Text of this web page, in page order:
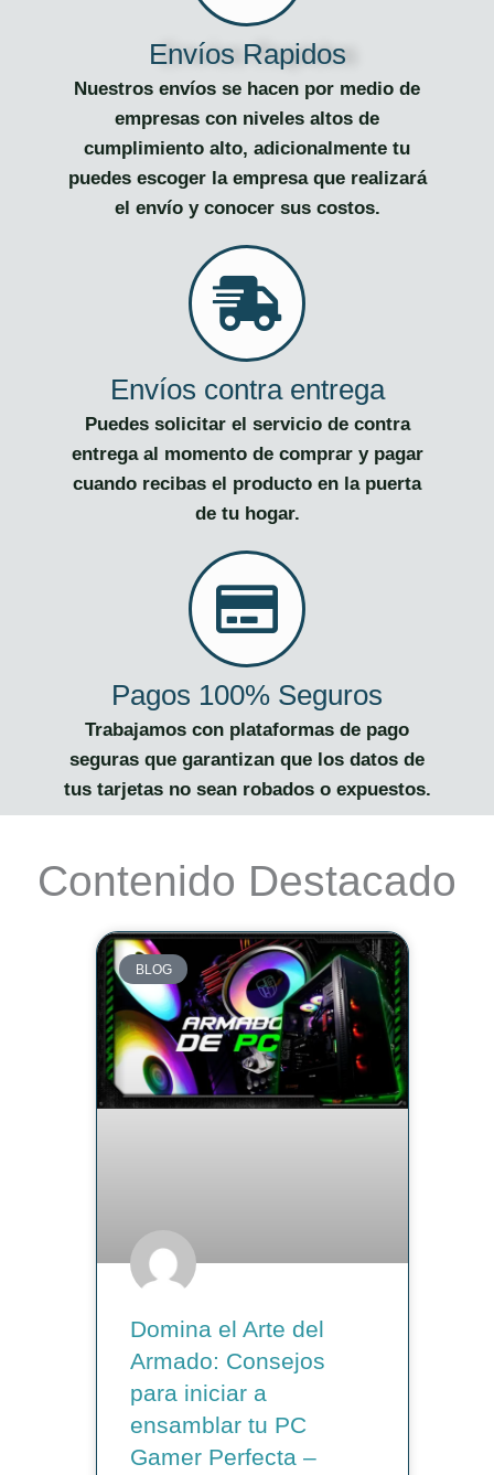
Envíos Rapidos
Nuestros envíos se hacen por medio de
empresas con niveles altos de
cumplimiento alto, adicionalmente tu
puedes escoger la empresa que realizará
el envío y conocer sus costos.
Envíos contra entrega
Puedes solicitar el servicio de contra
entrega al momento de comprar y pagar
cuando recibas el producto en la puerta
de tu hogar.
Pagos 100% Seguros
Trabajamos con plataformas de pago
seguras que garantizan que los datos de
tus tarjetas no sean robados o expuestos.
Contenido Destacado
BLOG
Domina el Arte del
Armado: Consejos
para iniciar a
ensamblar tu PC
Gamer Perfecta –